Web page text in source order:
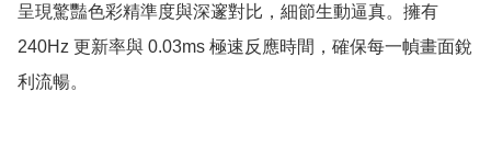
呈現驚豔色彩精準度與深邃對比，細節生動逼真。擁有
240Hz 更新率與 0.03ms 極速反應時間，確保每一幀畫面銳
利流暢。